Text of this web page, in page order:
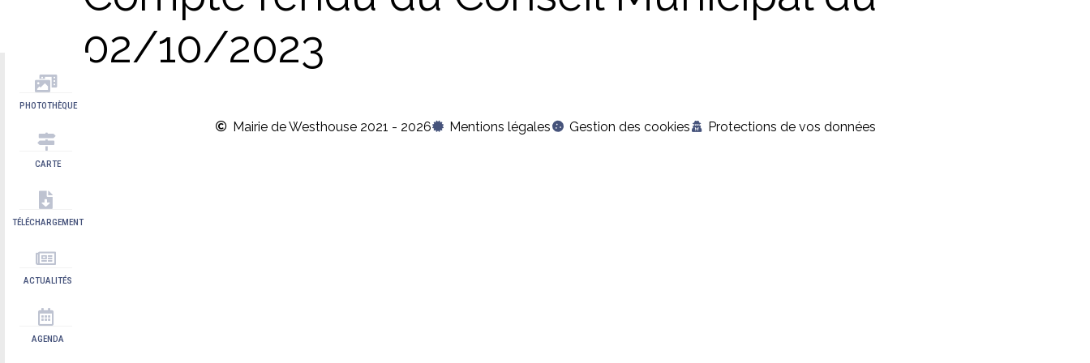
PHOTOTHÈQUE
CARTE
TÉLÉCHARGEMENT
ACTUALITÉS
AGENDA
02/10/2023
Mairie de Westhouse 2021 - 2026 Mentions légales Gestion des cookies Protections de vos données